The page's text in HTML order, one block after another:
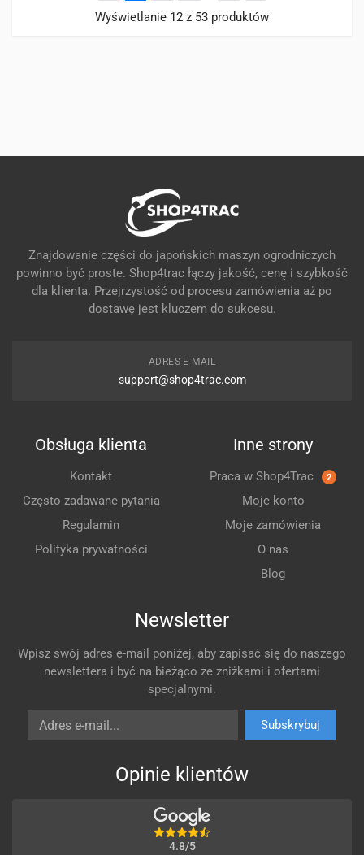
Wyświetlanie 12 z 53 produktów
Znajdowanie części do japońskich maszyn ogrodniczych
powinno być proste. Shop4trac łączy jakość, cenę i szybkość
dla klienta. Przejrzystość od procesu zamówienia aż po
dostawę jest kluczem do sukcesu.
ADRES E-MAIL
support@shop4trac.com
Obsługa klienta
Kontakt
Często zadawane pytania
Regulamin
Polityka prywatności
Inne strony
Praca w Shop4Trac 2
Moje konto
Moje zamówienia
O nas
Blog
Newsletter
Wpisz swój adres e-mail poniżej, aby zapisać się do naszego
newslettera i być na bieżąco ze zniżkami i ofertami
specjalnymi.
Adres e-mail
Subskrybuj
Opinie klientów
4.8/5